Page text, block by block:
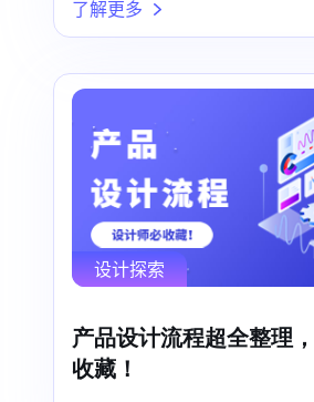
了解更多
设计探索
产品设计流程超全整理
收藏！